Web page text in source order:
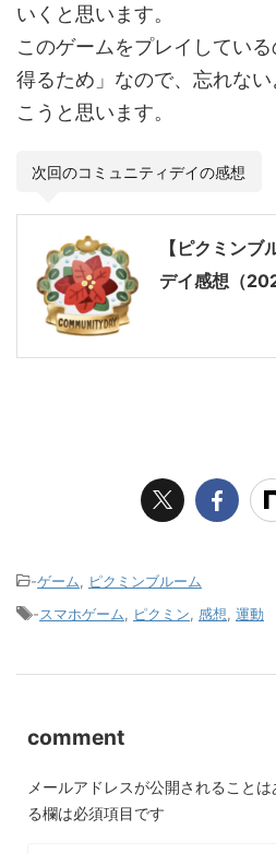
いくと思います。
このゲームをプレイしてい
得るため」なので、忘れな
こうと思います。
次回のコミュニティデイの感想
【ピクミンブ
デイ感想（
-ゲーム, ピクミンブルーム
-スマホゲーム, ピクミン, 感想, 運動
comment
メールアドレスが公開されることは
る欄は必須項目です